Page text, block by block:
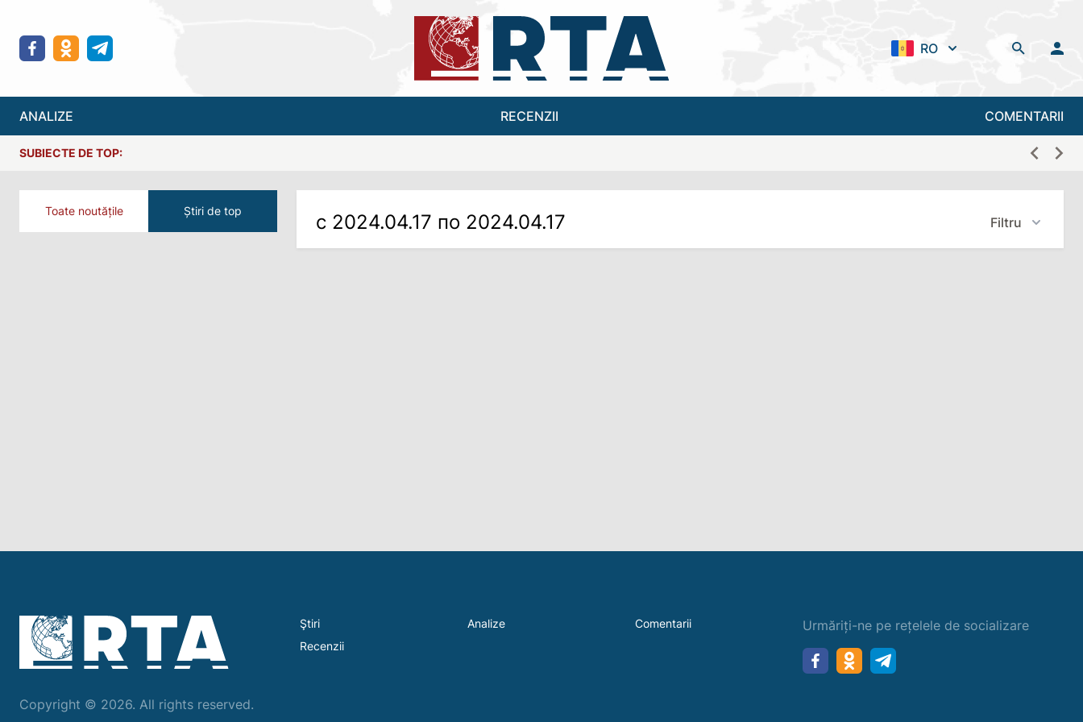
RO
ANALIZE RECENZII COMENTARII
SUBIECTE DE TOP:
Toate noutățile Știri de top с 2024.04.17 по 2024.04.17 Filtru
Copyright © 2026. All rights reserved.
Ştiri Analize
Comentarii
Recenzii
Urmăriți-ne pe rețelele de socializare